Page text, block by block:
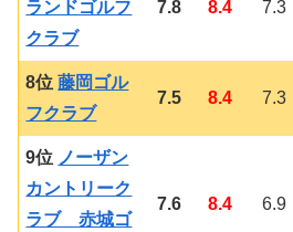
ランドゴルフ
クラブ
7.8 8.4 7.3
8位藤岡ゴル
フクラブ
7.5 8.4 7.3
9位 ノーザン
カントリーク
ラブ 赤城ゴ
7.6 8.4 6.9